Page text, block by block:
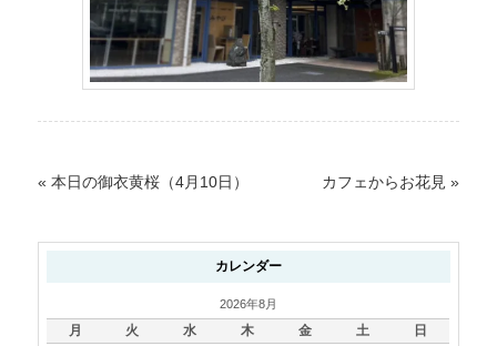
«本日の御衣黄桜（4月10日） カフェからお花見 »
カレンダー
2026年8月
月 火 水 木 金 土
日